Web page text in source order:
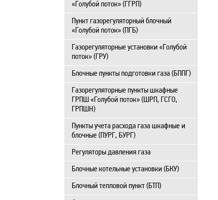
«Голубой поток» (ГГРП)
Пункт газорегуляторный блочный
«Голубой поток» (ПГБ)
Газорегуляторные установки «Голубой
поток» (ГРУ)
Блочные пункты подготовки газа (БППГ)
Газорегуляторные пункты шкафные
ГРПШ «Голубой поток» (ШРП, ГСГО,
ГРПШН)
Пункты учета расхода газа шкафные и
блочные (ПУРГ, БУРГ)
Регуляторы давления газа
Блочные котельные установки (БКУ)
Блочный тепловой пункт (БТП)